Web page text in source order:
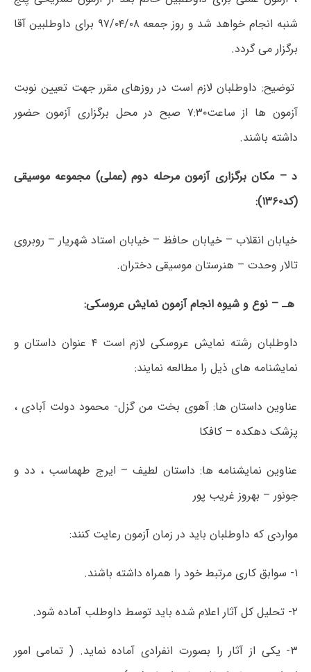
شنبه انجام خواهد شد و روز جمعه ۹۷/۰۴/۰۸ برای داوطلبین آقا
برگزار می گردد.
توضیح: داوطلبان لازم است در روزهای مقرر جهت تعیین نوبت
آزمون ها از ساعت۷:۳۰ صبح در محل برگزاری آزمون حضور
داشته باشند.
د – مکان برگزاری آزمون مرحله دوم (عملی) مجموعه موسیقی
(کد۱۳۶۰):
خیابان انقلاب – خیابان حافظ – خیابان استاد شهریار – روبروی
تالار وحدت – هنرستان موسیقی دختران.
هـ – نوع و شیوه انجام آزمون نمایش عروسکی:
داوطلبان رشته نمایش عروسکی لازم است ۴ عنوان داستان و
نمایشنامه های ذیل را مطالعه نمایند:
عناوین داستان ها: آهوی بخت من گزل- محمود دولت آبادی ،
پزشک دهکده – کافکا
عناوین نمایشنامه ها: داستان لطیف – ایرج طهماسب ، دد و
جونور – بهروز غریب پور
مواردی که داوطلبان باید در زمان آزمون رعایت کنند:
۱- سوابق کاری مرتبط خود را همراه داشته باشند.
۲- تحلیل کل آثار اعلام شده باید توسط داوطلب آماده شود.
۳- یکی از آثار را بصورت انفرادی آماده نماید. ( تمامی امور